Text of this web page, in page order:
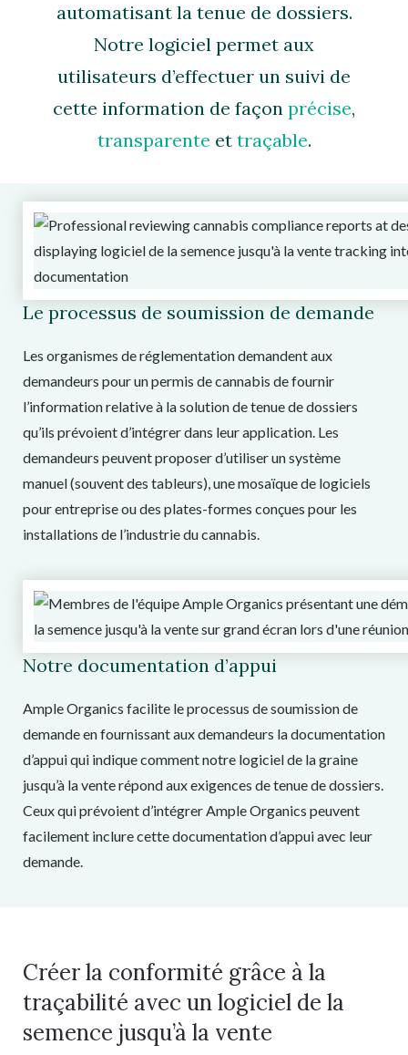
automatisant la tenue de dossiers.
Notre logiciel permet aux
utilisateurs d’effectuer un suivi de
cette information de façon précise,
transparente et traçable.
Le processus de soumission de demande
Les organismes de réglementation demandent aux
demandeurs pour un permis de cannabis de fournir
l’information relative à la solution de tenue de dossiers
qu’ils prévoient d’intégrer dans leur application. Les
demandeurs peuvent proposer d’utiliser un système
manuel (souvent des tableurs), une mosaïque de logiciels
pour entreprise ou des plates-formes conçues pour les
installations de l’industrie du cannabis.
Notre documentation d’appui
Ample Organics facilite le processus de soumission de
demande en fournissant aux demandeurs la documentation
d’appui qui indique comment notre logiciel de la graine
jusqu’à la vente répond aux exigences de tenue de dossiers.
Ceux qui prévoient d’intégrer Ample Organics peuvent
facilement inclure cette documentation d’appui avec leur
demande.
Créer la conformité grâce à la
traçabilité avec un logiciel de la
semence jusqu’à la vente